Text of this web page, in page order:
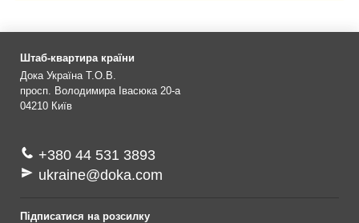
Штаб-квартира країни
Дока Україна Т.О.В.
просп. Володимира Івасюка 20-а
04210 Київ
+380 44 531 3893
ukraine@doka.com
Підписатися на розсилку